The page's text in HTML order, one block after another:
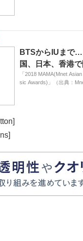
BTSからIUまで
国、日本、香港
「2018 MAMA(Mnet
sic Awards)」（出典：